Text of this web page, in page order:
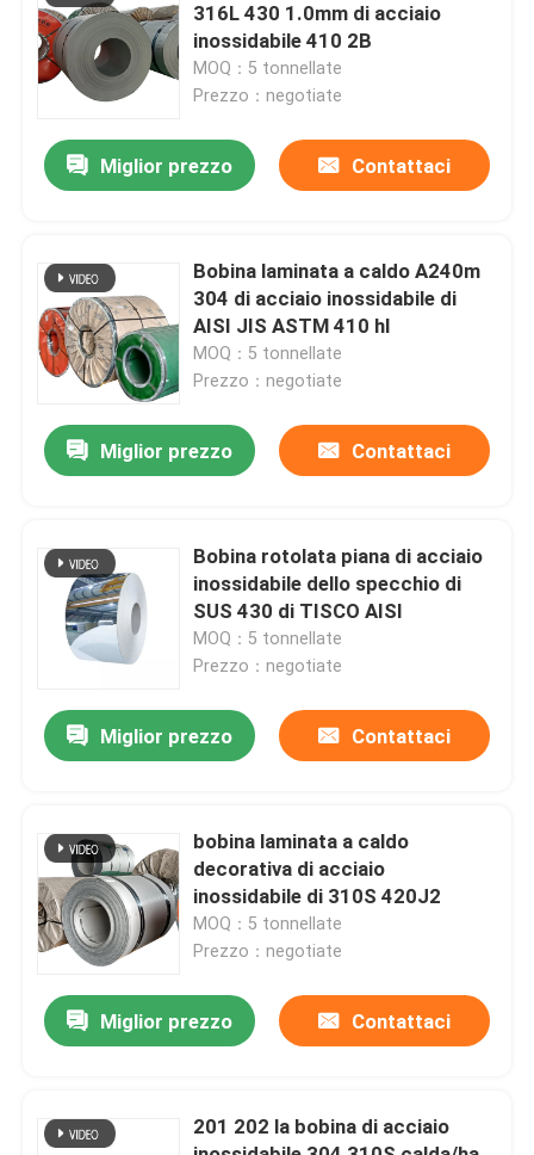
Casa
Video
Giro della fabbrica
Controllo di qualità
Contattici
Richieda una citazione
Strato di acciaio inossidabile 316
316L 430 1.0mm di acciaio
inossidabile 410 2B
MOQ：5 tonnellate
Prezzo：negotiate
Miglior prezzo Contattaci
Bobina laminata a caldo A240m
304 di acciaio inossidabile di
AISI JIS ASTM 410 hl
MOQ：5 tonnellate
Prezzo：negotiate
Miglior prezzo Contattaci
Bobina rotolata piana di acciaio
inossidabile dello specchio di
SUS 430 di TISCO AISI
MOQ：5 tonnellate
Prezzo：negotiate
Miglior prezzo Contattaci
bobina laminata a caldo
decorativa di acciaio
inossidabile di 310S 420J2
MOQ：5 tonnellate
Prezzo：negotiate
Miglior prezzo Contattaci
201 202 la bobina di acciaio